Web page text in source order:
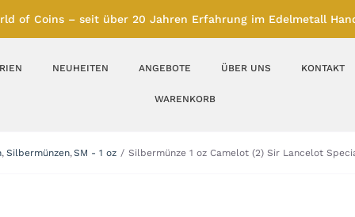
of Coins – seit über 20 Jahren Erfahrung im Edelmetall
Feinunze – Größen Feinunze – Größen
NEUHEITEN ANGEBOTE ÜBER UNS KONTAKT
WARENKORB
Silbermünzen SM - 1 oz Silbermünze 1 oz Camelot (2) Sir Lancelot